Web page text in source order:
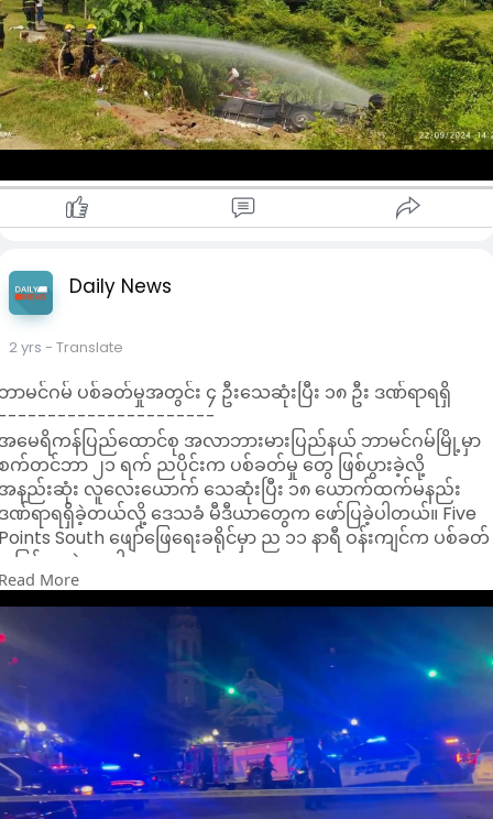
ာဉ်တိမ်းမှောက်မှုကြောင့် ယာဥ်မောင်းအမျိုးသား(၁)ယောက်
ေဆုံးပြီး ယာဉ်နောက်လိုက်အမျိုးသား(၁) ယောက် ထိခိုက်ဒဏ်ရာ
ရှိခဲ့ပါတယ်။ သေဆုံးသူနဲ့ ထိခိုက်ဒဏ်ရာ ရရှိသူကို သဗ္ဗသုခ
ရဟိတအသင်းယာဉ်နဲ့ နေပြည်တော် ခုတင် ၁၀၀၀ ဆေးရုံကို ကူညီ
ဆောင်ပေးခဲ့တယ်လို့ လည်း သိရပါတယ်။
Daily News
2 yrs - Translate
ာမင်ဂမ် ပစ်ခတ်မှုအတွင်း ၄ ဦးသေဆုံးပြီး ၁၈ ဦး ဒဏ်ရာရရှိ
မေရိကန်ပြည်ထောင်စု အလာဘားမားပြည်နယ် ဘာမင်ဂမ်မြို့မှာ
က်တင်ဘာ ၂၁ ရက် ညပိုင်းက ပစ်ခတ်မှု တွေ ဖြစ်ပွားခဲ့လို့
နည်းဆုံး လူလေးယောက် သေဆုံးပြီး ၁၈ ယောက်ထက်မနည်း
ဏ်ရာရရှိခဲ့တယ်လို့ ဒေသခံ မီဒီယာတွေက ဖော်ပြခဲ့ပါတယ်။ Five
South ဖျော်ဖြေရေးခရိုင်မှာ ည ၁၁ နာရီ ဝန်းကျင်က ပစ်ခတ်
ဖြစ်ပွားခဲ့တာပါ။
ားတွေနဲ့ ရောက်လာတဲ့သေနတ်သမားတွေက ပစ်ခတ်ခဲ့ပြီးနောက်
ြန်လည် ထွက်ခွာသွား ကြပြီး သံသယရှိသူ တစ်ဦးတစ်ယောက်မှ
မ်းဆီးမိတာ မရှိသေးပါဘူး။ အခင်းဖြစ်ပွားရာ နေရာမှာတင် ၃
ောက် သေဆုံးခဲ့ပြီး ဒဏ် ရာရသူတွေကို ဆေးရုံတင်ပို့ခဲ့ရာမှာ
ောက်တစ်ယောက် ထပ်မံ သေဆုံးသွားတယ်လို့ ဒေသတွင်း မီဒီယာ
ေက ဖော်ပြခဲ့ပါတယ်။ ပစ်ခတ်မှုဟာ ကြေးစားလုပ်ကြံမှုတစ်ခုဖြစ်
ြီး ပစ်မှတ်ထားခံရသူ အပါအဝင် လမ်းသွားလမ်း လာတွေ ထိခိုက်ခဲ့
ယ်လို့ ယူဆရကြောင်း စုံစမ်းစစ်ဆေးသူတွေက ယုံကြည်နေကြပါ
ယ်။
More